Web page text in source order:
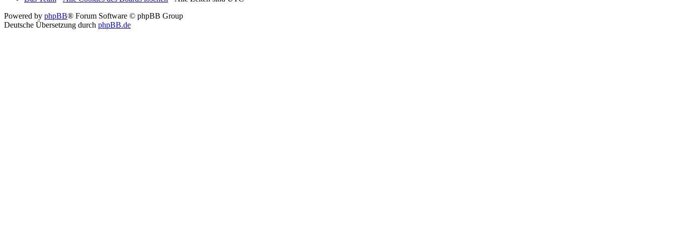
Powered by phpBB® Forum Software © phpBB Group
Deutsche Übersetzung durch phpBB.de